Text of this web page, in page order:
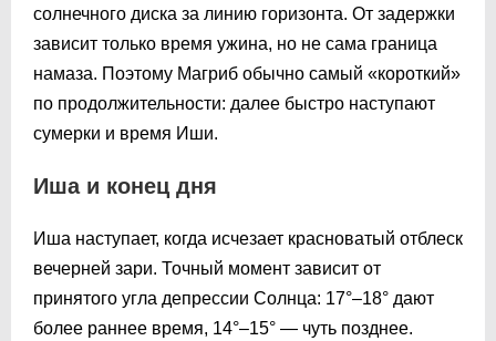
солнечного диска за линию горизонта. От задержки
зависит только время ужина, но не сама граница
намаза. Поэтому Магриб обычно самый «короткий»
по продолжительности: далее быстро наступают
сумерки и время Иши.
Иша и конец дня
Иша наступает, когда исчезает красноватый отблеск
вечерней зари. Точный момент зависит от
принятого угла депрессии Солнца: 17°–18° дают
более раннее время, 14°–15° — чуть позднее.